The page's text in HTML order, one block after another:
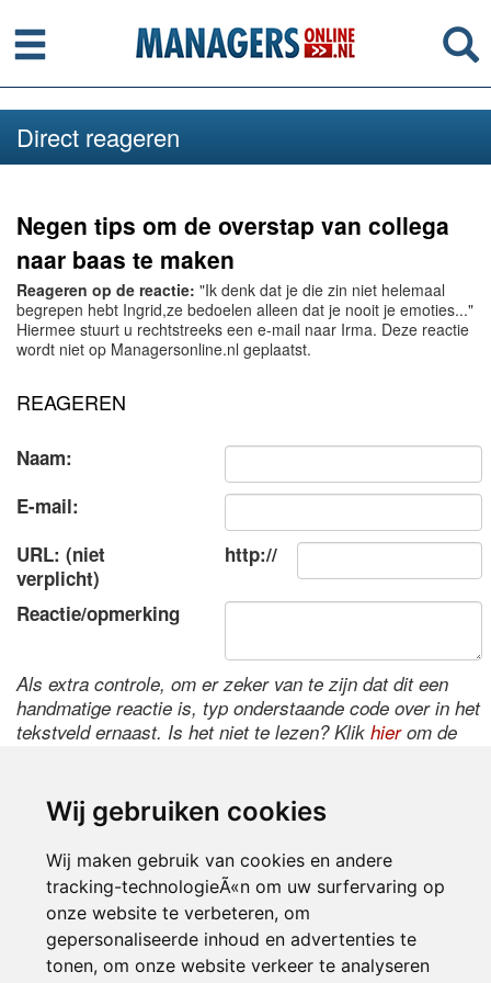
Wij gebruiken cookies
Wij maken gebruik van cookies en andere
tracking-technologieÃ«n om uw surfervaring op
onze website te verbeteren, om
gepersonaliseerde inhoud en advertenties te
tonen, om onze website verkeer te analyseren
Menu
Direct reageren
Negen tips om de overstap van collega
naar baas te maken
Reageren op de reactie: "Ik denk dat je die zin niet helemaal
begrepen hebt Ingrid,ze bedoelen alleen dat je nooit je emoties..."
Hiermee stuurt u rechtstreeks een e-mail naar Irma. Deze reactie
wordt niet op Managersonline.nl geplaatst.
REAGEREN
Naam:
E-mail:
URL: (niet
verplicht)
http://
Reactie/opmerking
Als extra controle, om er zeker van te zijn dat dit een
handmatige reactie is, typ onderstaande code over in het
tekstveld ernaast. Is het niet te lezen? Klik hierom de